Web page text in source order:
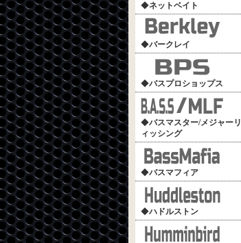
◆ネットベイト
◆バークレイ
◆バスプロショップス
◆バスマスター/メジャー
ィッシング
◆バスマフィア
◆ハドルストン